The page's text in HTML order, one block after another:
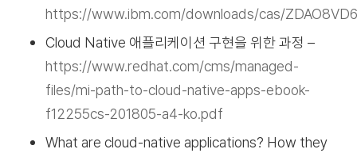
https://www.ibm.com/downloads/cas/ZDAO8VD6
Cloud Native 애플리케이션 구현을 위한 과정 –
https://www.redhat.com/cms/managed-
files/mi-path-to-cloud-native-apps-ebook-
f12255cs-201805-a4-ko.pdf
What are cloud-native applications? How they